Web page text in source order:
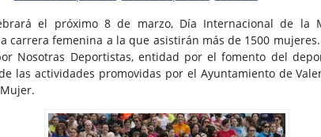
el próximo 8 de marzo, Día Internacional de la
carrera femenina a la que asistirán más de 1500
Nosotras Deportistas, entidad por el fomento del
las actividades promovidas por el Ayuntamiento de